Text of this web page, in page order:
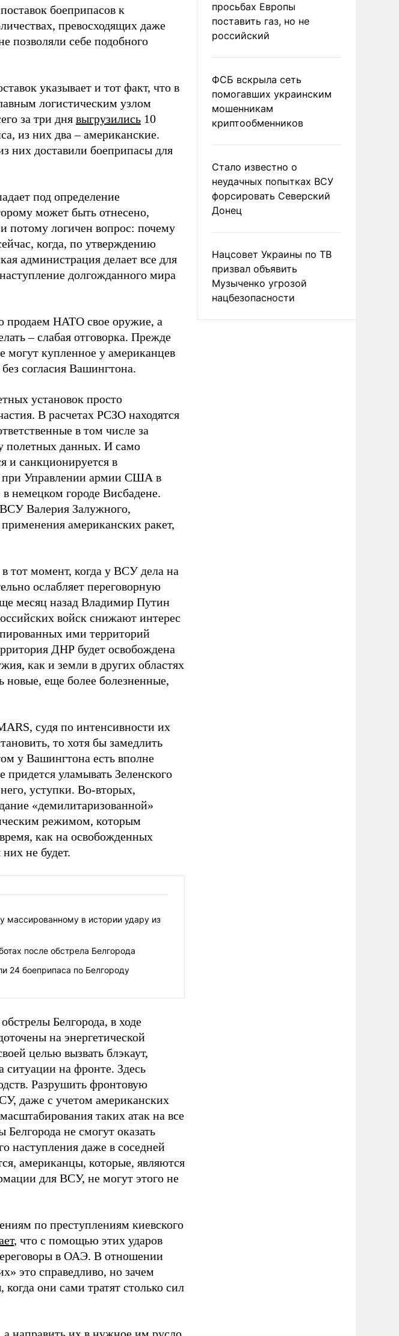
боеприпасов к
превосходящих даже
позволяли себе подобного
указывает и тот факт, что в
логистическим узлом
за три дня выгрузились 10
из них два – американские.
них доставили боеприпасы для
под определение
может быть отнесено,
потому логичен вопрос: почему
когда, по утверждению
администрация делает все для
долгожданного мира
продаем НАТО свое оружие, а
– слабая отговорка. Прежде
могут купленное у американцев
согласия Вашингтона.
установок просто
В расчетах РСЗО находятся
в том числе за
полетных данных. И само
и санкционируется в
при Управлении армии США в
немецком городе Висбадене.
ВСУ Валерия Залужного,
американских ракет,
тот момент, когда у ВСУ дела на
ослабляет переговорную
месяц назад Владимир Путин
войск снижают интерес
ими территорий
ДНР будет освобождена
как и земли в других областях
новые, еще более болезненные,
судя по интенсивности их
то хотя бы замедлить
у Вашингтона есть вполне
уламывать Зеленского
уступки. Во-вторых,
«демилитаризованной»
режимом, которым
как на освобожденных
не будет.
массированному в истории удару из
после обстрела Белгорода
24 боеприпаса по Белгороду
Белгорода, в ходе
на энергетической
целью вызвать блэкаут,
ситуации на фронте. Здесь
Разрушить фронтовую
даже с учетом американских
таких атак на все
Белгорода не смогут оказать
наступления даже в соседней
американцы, которые, являются
для ВСУ, не могут этого не
по преступлениям киевского
, что с помощью этих ударов
в ОАЭ. В отношении
это справедливо, но зачем
они сами тратят столько сил
просьбах Европы
поставить газ, но не
российский
ФСБ вскрыла сеть
помогавших украинским
мошенникам
криптообменников
Стало известно о
неудачных попытках ВСУ
форсировать Северский
Донец
Нацсовет Украины по ТВ
призвал объявить
Музыченко угрозой
нацбезопасности